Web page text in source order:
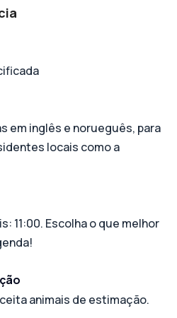
em inglês e norueguês, para
locais como a
11:00. Escolha o que melhor
animais de estimação.